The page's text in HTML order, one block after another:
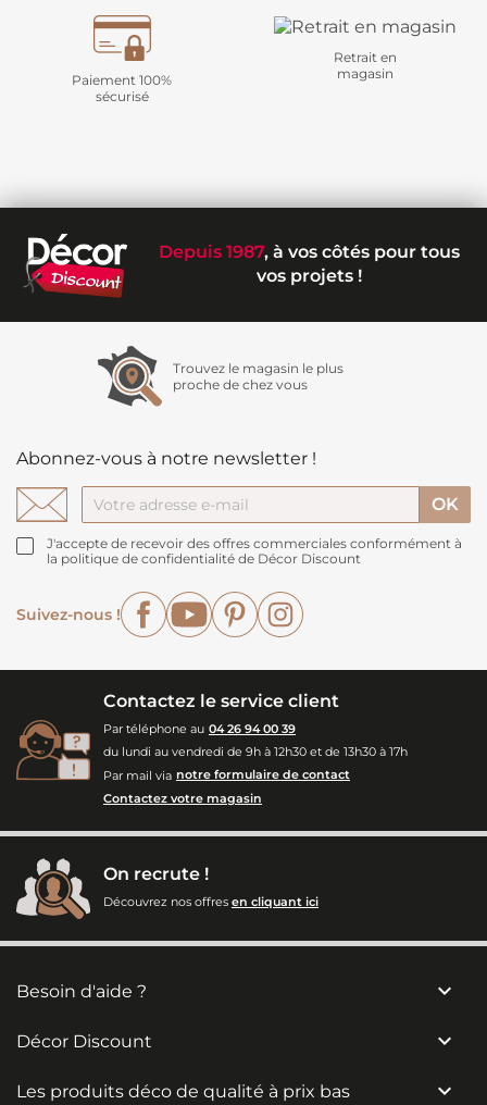
Paiement 100%
sécurisé
Retrait en
magasin
Depuis 1987, à vos côtés pour tous
vos projets !
Trouvez le magasin le plus
proche de chez vous
Abonnez-vous à notre newsletter !
J'accepte de recevoir des offres commerciales conformément à
la politique de confidentialité de Décor Discount
Suivez-nous !
FacebookYouTubePinterest
Contactez le service client
Par téléphone au 04 26 94 00 39
du lundi au vendredi de 9h à 12h30 et de 13h30 à 17h
Par mail via notre formulaire de contact
Contactez votre magasin
On recrute !
Découvrez nos offres en cliquant ici
Besoin d'aide ? 
Décor Discount 
Les produits déco de qualité à prix bas 